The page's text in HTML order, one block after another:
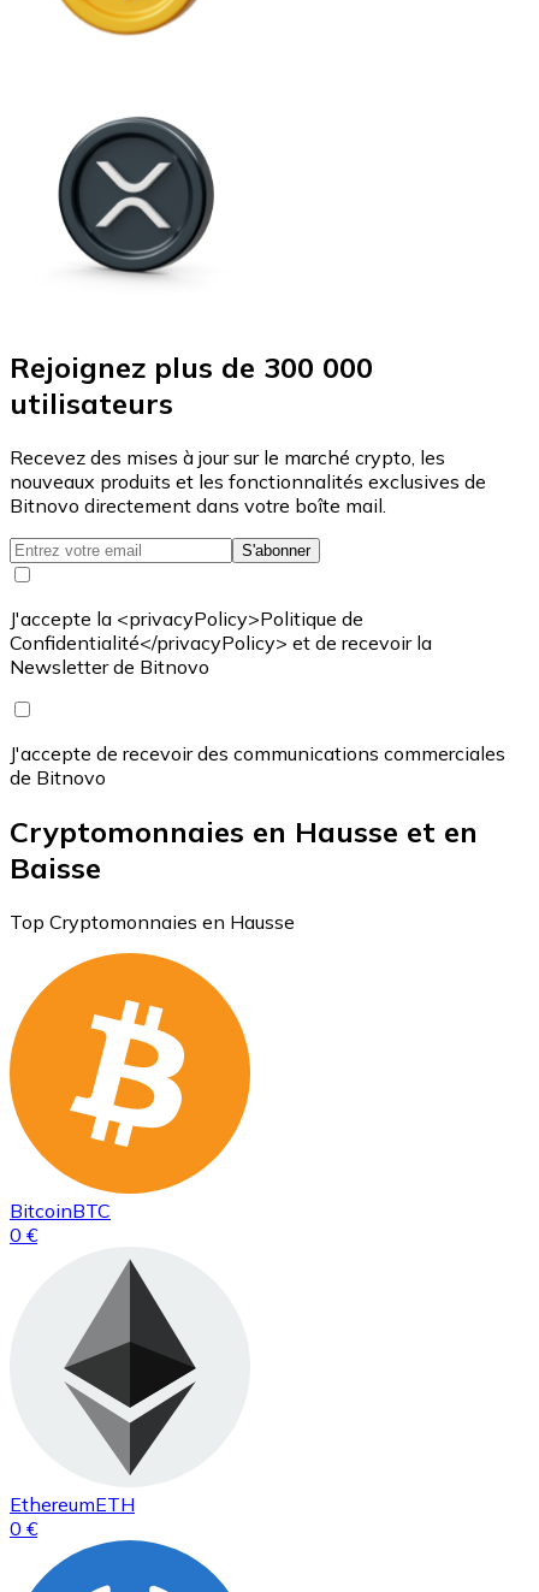
Rejoignez plus de 300 000
utilisateurs
Recevez des mises à jour sur le marché crypto, les
nouveaux produits et les fonctionnalités exclusives de
Bitnovo directement dans votre boîte mail.
S'abonner
J'accepte la <privacyPolicy>Politique de
Confidentialité</privacyPolicy> et de recevoir la
Newsletter de Bitnovo
J'accepte de recevoir des communications commerciales
de Bitnovo
Cryptomonnaies en Hausse et en
Baisse
Top Cryptomonnaies en Hausse
BitcoinBTC
0 €
EthereumETH
0 €